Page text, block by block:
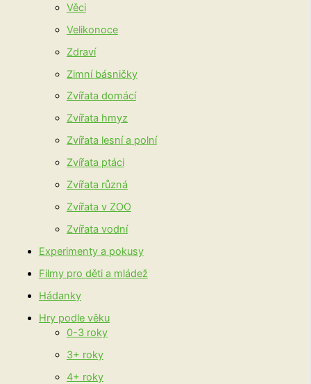
Věci
Velikonoce
Zdraví
Zimní básničky
Zvířata domácí
Zvířata hmyz
Zvířata lesní a polní
Zvířata ptáci
Zvířata různá
Zvířata v ZOO
Zvířata vodní
Experimenty a pokusy
Filmy pro děti a mládež
Hádanky
Hry podle věku
0-3 roky
3+ roky
4+ roky